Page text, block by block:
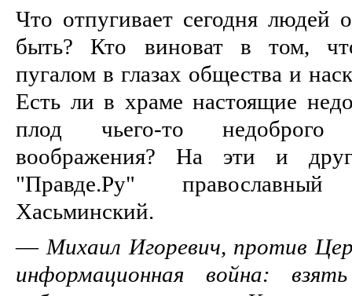
Что отпугивает сегодня людей
быть? Кто виноват в том,
пугалом в глазах общества и
Есть ли в храме настоящие
плод чьего-то недоброго
воображения? На эти и
"Правде.Ру"
Хасьминский.
— Михаил Игоревич, против
информационная война: